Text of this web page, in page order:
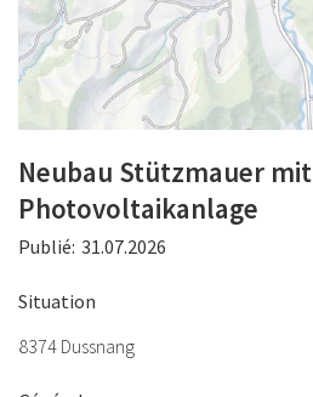
Neubau Stützmauer mit
Photovoltaikanlage
Publié: 31.07.2026
Situation
8374 Dussnang